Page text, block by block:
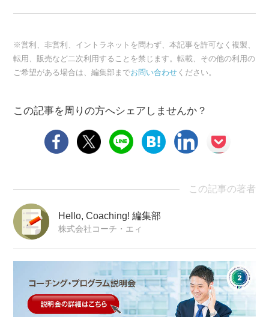
※営利、非営利、イントラネットを問わず、本記事を許可なく複製、
転用、販売など二次利用することを禁じます。転載、その他の利用の
ご希望がある場合は、編集部までお問い合わせ ください。
この記事を周りの方へシェアしませんか？
この記事の著者
Hello, Coaching! 編集部
株式会社コーチ・エィ